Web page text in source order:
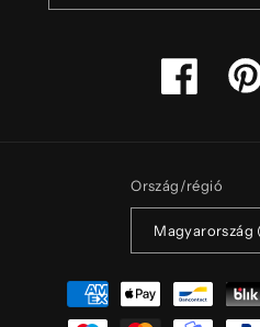
Facebook
Ország/régió
Magyarország
Fizetési
módok